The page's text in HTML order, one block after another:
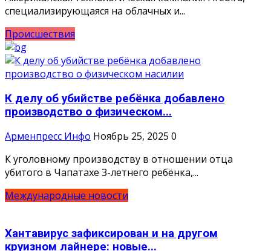
специализирующаяся на облачных и...
Происшествия
К делу об убийстве ребёнка добавлено
производство о физическом...
Арменпресс Инфо Ноябрь 25, 2025 0
К уголовному производству в отношении отца
убитого в Чапатахе 3-летнего ребёнка,...
Международные новости
Хантавирус зафиксирован и на другом
круизном лайнере: новые...